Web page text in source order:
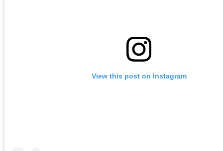
View this post on Instagram